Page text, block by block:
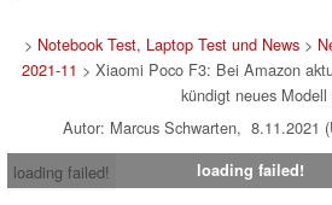
> Notebook Test, Laptop Test und News>
2021-11 > Xiaomi Poco F3: Bei Amazon
kündigt neues Modell
Autor: Marcus Schwarten, 8.11.2021
loading failed!
loading failed!